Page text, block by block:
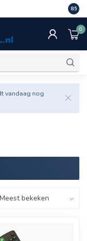
Veel
8.5
0
vandaag nog